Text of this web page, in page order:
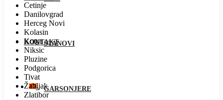
STANOVI
GARSONJERE
KONTAKT
Cetinje
Danilovgrad
Herceg Novi
Kolasin
Kotor
Niksic
Pluzine
Podgorica
Tivat
Žabljak
Zlatibor